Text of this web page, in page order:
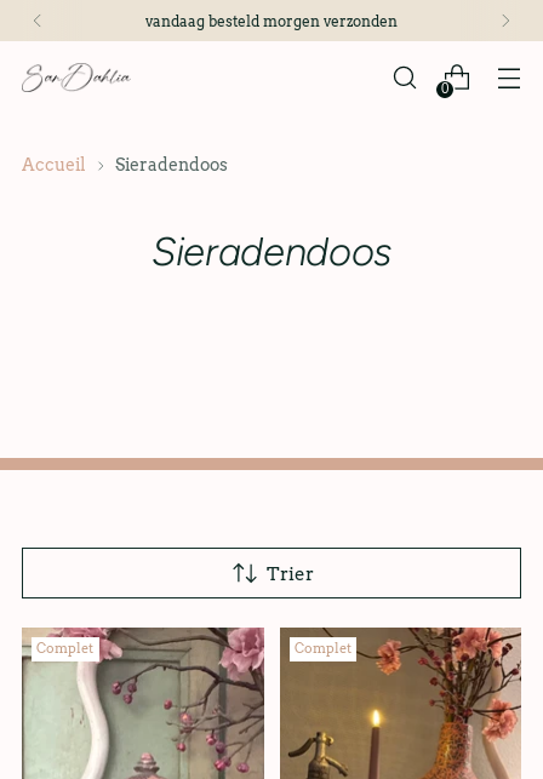
vandaag besteld morgen verzonden
0
Accueil Sieradendoos
Sieradendoos
Trier
Complet Complet